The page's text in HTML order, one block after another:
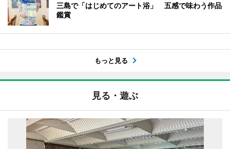
三島で「はじめてのアート浴」 五感で味わう作品
鑑賞
もっと見る
見る・遊ぶ